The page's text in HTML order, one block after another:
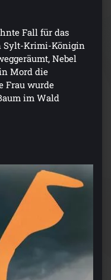
Fall für das
Sylt-Krimi-Königin
Nebel
Mord die
wurde
im Wald